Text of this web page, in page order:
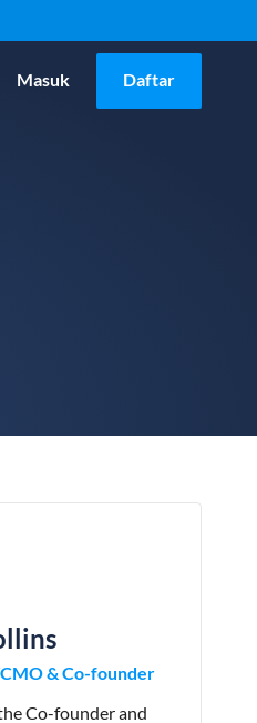
Masuk Daftar
& Co-founder
Co-founder and